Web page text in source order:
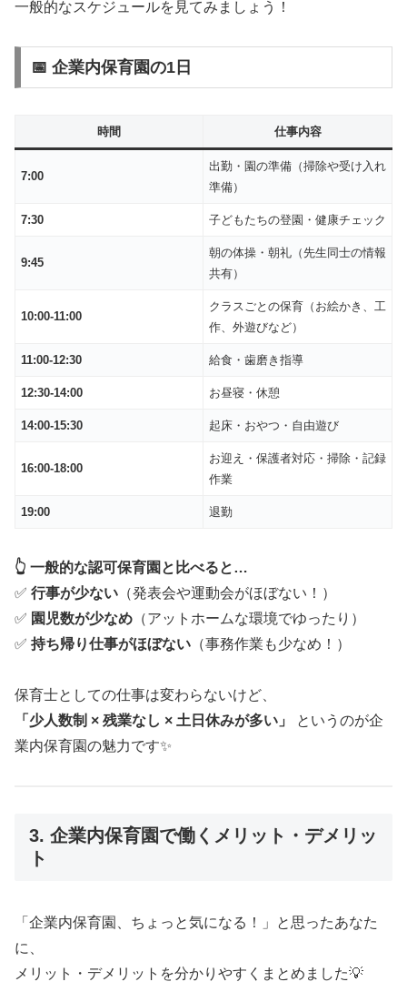
一般的なスケジュールを見てみましょう！
📅 企業内保育園の1日
時間 仕事内容
7:00
出勤・園の準備（掃除や受け入れ
準備）
7:30 子どもたちの登園・健康チェック
9:45
朝の体操・朝礼（先生同士の情報
共有）
10:00-11:00
クラスごとの保育（お絵かき、工
作、外遊びなど）
11:00-12:30 給食・歯磨き指導
12:30-14:00 お昼寝・休憩
14:00-15:30 起床・おやつ・自由遊び
16:00-18:00
お迎え・保護者対応・掃除・記録
作業
19:00 退勤
👆 一般的な認可保育園と比べると…
✅ 行事が少ない （発表会や運動会がほぼない！）
✅ 園児数が少なめ （アットホームな環境でゆったり）
✅ 持ち帰り仕事がほぼない （事務作業も少なめ！）
保育士としての仕事は変わらないけど、
「少人数制 × 残業なし × 土日休みが多い」
というのが企
業内保育園の魅力です✨
3. 企業内保育園で働くメリット・デメリッ
ト
「企業内保育園、ちょっと気になる！」と思ったあなた
に、
メリット・デメリットを分かりやすくまとめました💡